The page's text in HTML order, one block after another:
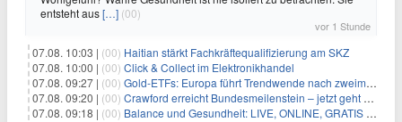
entsteht aus[…] (00)
vor 1 Stunde
07.08. 10:03 | (00) Haitian stärkt Fachkräftequalifizierung am SKZ
07.08. 10:00 | (00) Click & Collect im Elektronikhandel
07.08. 09:27 | (00) Gold-ETFs: Europa führt Trendwende nach zweimonatiger Schwächephase an
07.08. 09:20 | (00) Crawford erreicht Bundesmeilenstein – jetzt geht es in die finale Phase!
07.08. 09:18 | (00) Balance und Gesundheit: LIVE, ONLINE, GRATIS am Mi 19.08.2026 um 19:00 Uhr